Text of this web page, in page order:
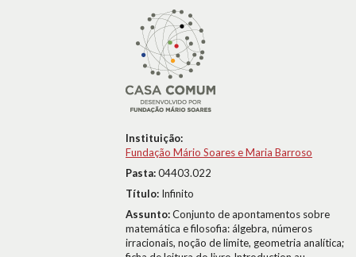
Instituição:
Fundação Mário Soares e Maria Barroso
Pasta:04403.022
Título: Infinito
Assunto:Conjunto de apontamentos sobre
matemática e filosofia: álgebra, números
irracionais, noção de limite, geometria analítica;